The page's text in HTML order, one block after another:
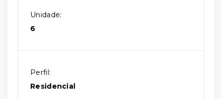
Unidade:
6
Perfil:
Residencial